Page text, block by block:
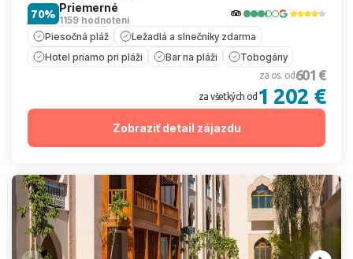
Priemerné
1159 hodnotení
70%
Piesočná pláž
Ležadlá a slnečníky zdarma
Hotel priamo pri pláži
Bar na pláži Tobogány
za os. od 601 €
za všetkých od 1 202 €
Zobraziť detail zájazdu